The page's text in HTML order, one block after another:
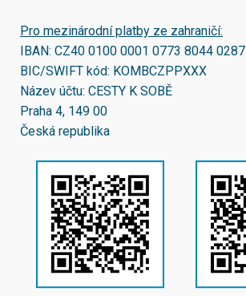
Pro mezinárodní platby ze zahraničí:
IBAN: CZ40 0100 0001 0773 8044 0287
BIC/SWIFT kód: KOMBCZPPXXX
Název účtu: CESTY K SOBĚ
Praha 4, 149 00
Česká republika